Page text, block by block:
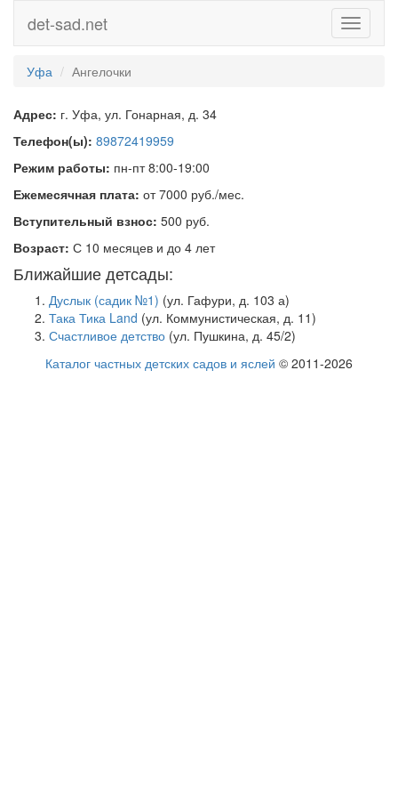
Toggle
det-sad.net
Уфа Ангелочки
Адрес: г. Уфа, ул. Гонарная, д. 34
Телефон(ы): 89872419959
Режим работы: пн-пт 8:00-19:00
Ежемесячная плата: от 7000 руб./мес.
Вступительный взнос: 500 руб.
Возраст: С 10 месяцев и до 4 лет
Ближайшие детсады:
Дуслык (садик №1) (ул. Гафури, д. 103 а)
Така Тика Land (ул. Коммунистическая, д. 11)
Счастливое детство (ул. Пушкина, д. 45/2)
Каталог частных детских садов и яслей © 2011-2026